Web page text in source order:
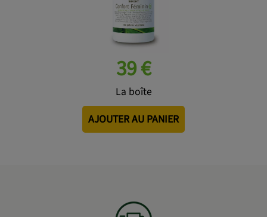
39 €
La boîte
AJOUTER AU PANIER